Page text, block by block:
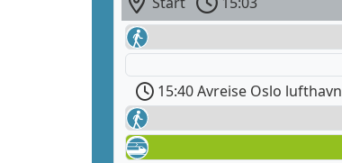
15:40 Avreise Oslo lufthavn